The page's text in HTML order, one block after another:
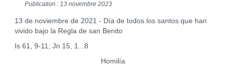
Publication : 13 novembre 2023
13 de noviembre de 2021 - Día de todos los santos que han
vivido bajo la Regla de san Benito
Is 61, 9-11; Jn 15, 1...8
Homilía